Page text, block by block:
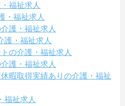
福祉求人
・福祉求人
護・福祉求人
護・福祉求人
の介護・福祉求人
護・福祉求人
暇取得実績ありの介護・福祉
福祉求人